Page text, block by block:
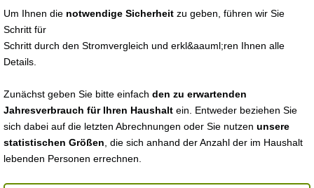
Um Ihnen die notwendige Sicherheit zu geben, führen wir Sie
Schritt für
Schritt durch den Stromvergleich und erkl&aauml;ren Ihnen alle
Details.
Zunächst geben Sie bitte einfach den zu erwartenden
Jahresverbrauch für Ihren Haushalt ein. Entweder beziehen Sie
sich dabei auf die letzten Abrechnungen oder Sie nutzen unsere
statistischen Größen , die sich anhand der Anzahl der im Haushalt
lebenden Personen errechnen.